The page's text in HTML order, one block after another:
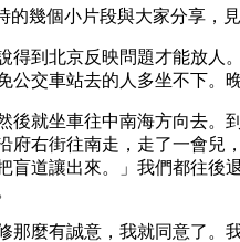
幾個小片段與大家分享，
到北京反映問題才能放人
交車站去的人多坐不下。
就坐車往中南海方向去。
右街往南走，走了一會兒
道讓出來。」我們都往後
麼有誠意，我就同意了。